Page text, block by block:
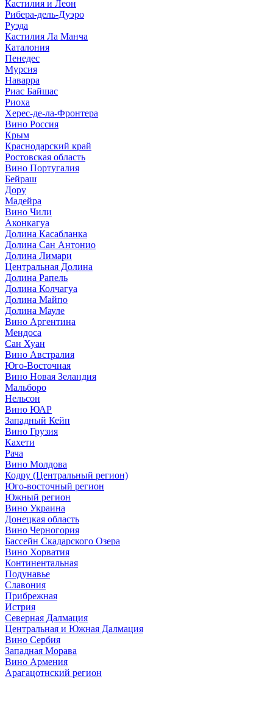
Кастилия и Леон
Рибера-дель-Дуэро
Руэда
Кастилия Ла Манча
Каталония
Пенедес
Мурсия
Наварра
Риас Байшас
Риоха
Херес-де-ла-Фронтера
Вино Россия
Крым
Краснодарский край
Ростовская область
Вино Португалия
Бейраш
Дору
Мадейра
Вино Чили
Аконкагуа
Долина Касабланка
Долина Сан Антонио
Долина Лимари
Центральная Долина
Долина Рапель
Долина Колчагуа
Долина Майпо
Долина Мауле
Вино Аргентина
Мендоса
Сан Хуан
Вино Австралия
Юго-Восточная
Вино Новая Зеландия
Мальборо
Нельсон
Вино ЮАР
Западный Кейп
Вино Грузия
Кахети
Рача
Вино Молдова
Кодру (Центральный регион)
Юго-восточный регион
Южный регион
Вино Украина
Донецкая область
Вино Черногория
Бассейн Скадарского Озера
Вино Хорватия
Континентальная
Подунавье
Славония
Прибрежная
Истрия
Северная Далмация
Центральная и Южная Далмация
Вино Сербия
Западная Морава
Вино Армения
Арагацотнский регион